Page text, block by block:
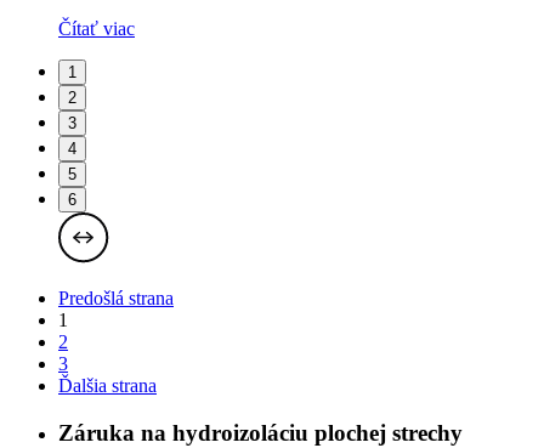
Čítať viac
1
2
3
4
5
6
Predošlá strana
1
2
3
Ďalšia strana
Záruka na hydroizoláciu plochej strechy